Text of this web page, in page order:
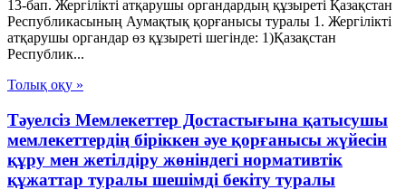
13-бап. Жергілікті атқарушы органдардың құзыреті Қазақстан
Республикасының Аумақтық қорғанысы туралы 1. Жергілікті
атқарушы органдар өз құзыреті шегінде: 1)Қазақстан
Республик...
Толық оқу »
Тәуелсіз Мемлекеттер Достастығына қатысушы
мемлекеттердің біріккен әуе қорғанысы жүйесін
құру мен жетілдіру жөніндегі нормативтік
құжаттар туралы шешімді бекіту туралы